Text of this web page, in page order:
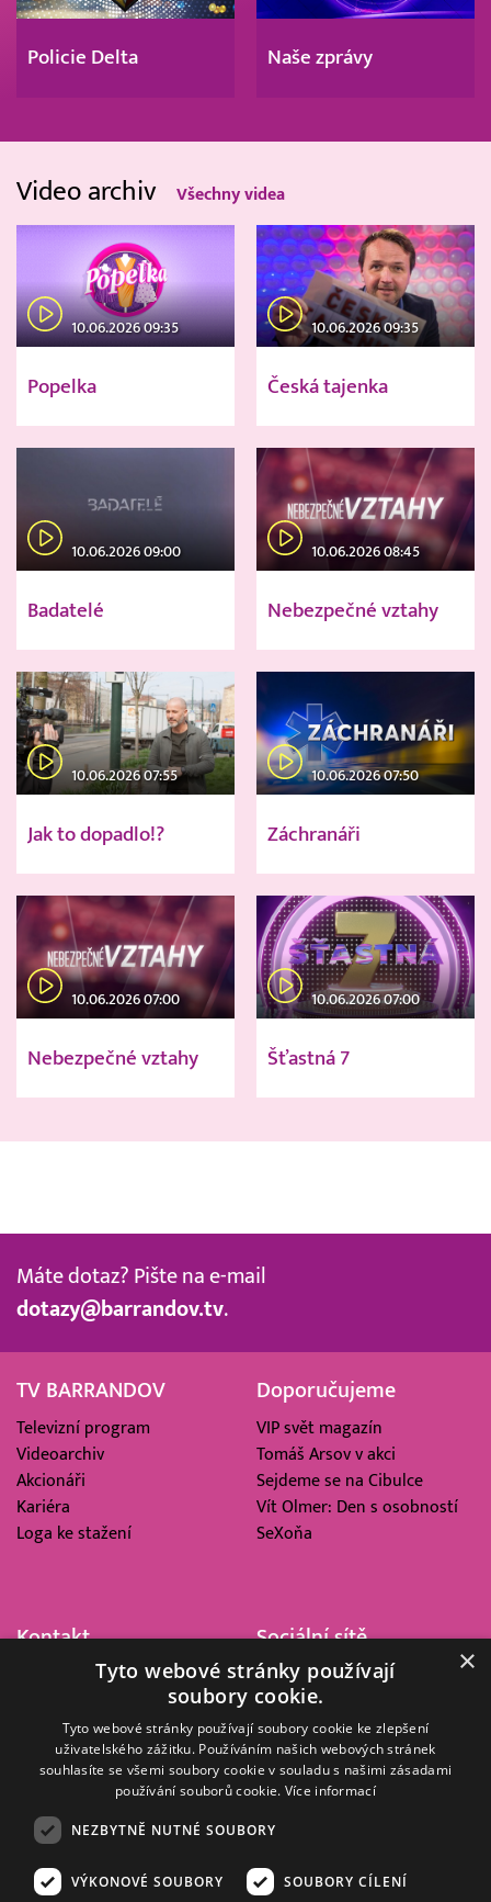
Policie Delta Naše zprávy
Video archiv Všechny videa
10.06.2026 09:35
Popelka
10.06.2026 09:35
Česká tajenka
10.06.2026 09:00
Badatelé
10.06.2026 08:45
Nebezpečné vztahy
10.06.2026 07:55
Jak to dopadlo!?
10.06.2026 07:50
Záchranáři
10.06.2026 07:00
Nebezpečné vztahy
10.06.2026 07:00
Šťastná 7
Máte dotaz? Pište na e-mail
dotazy@barrandov.tv.
TV BARRANDOV
Televizní program
Videoarchiv
Akcionáři
Kariéra
Loga ke stažení
Doporučujeme
VIP svět magazín
Tomáš Arsov v akci
Sejdeme se na Cibulce
Vít Olmer: Den s osobností
SeXoňa
Kontakt
Barrandov Televizní Studio,
Kříženeckého nám. 322
152 00 Praha 5
IČ 416 93 311
Sociální sítě
© 2008–2026 EMPRESA MEDIA, a.s. Všechna práva vyhrazena.
×
Tyto webové stránky používají
soubory cookie.
Tyto webové stránky používají soubory cookie ke zlepšení
uživatelského zážitku. Používáním našich webových stránek
souhlasíte se všemi soubory cookie v souladu s našimi zásadami
používání souborů cookie. Více informací
NEZBYTNĚ NUTNÉ SOUBORY
VÝKONOVÉ SOUBORY SOUBORY CÍLENÍ